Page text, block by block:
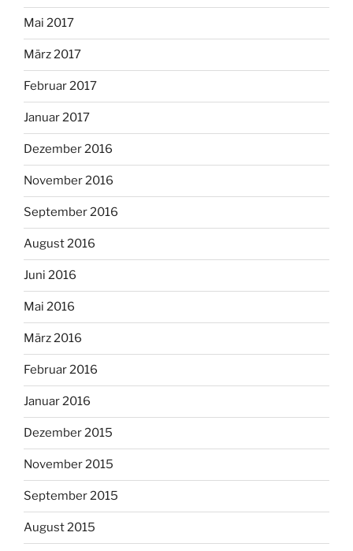
Mai 2017
März 2017
Februar 2017
Januar 2017
Dezember 2016
November 2016
September 2016
August 2016
Juni 2016
Mai 2016
März 2016
Februar 2016
Januar 2016
Dezember 2015
November 2015
September 2015
August 2015